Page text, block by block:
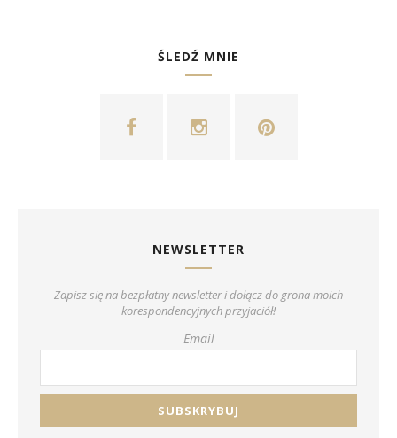
ŚLEDŹ MNIE
NEWSLETTER
Zapisz się na bezpłatny newsletter i dołącz do grona moich
korespondencyjnych przyjaciół!
Email